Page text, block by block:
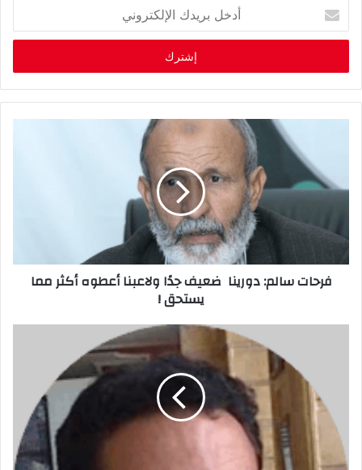
خ
ب
ر
إ
ت
ر
فرحات سالم: دورينا ضعيف جدًا ولاعبنا أعطوه أكثر مما
يستحق !